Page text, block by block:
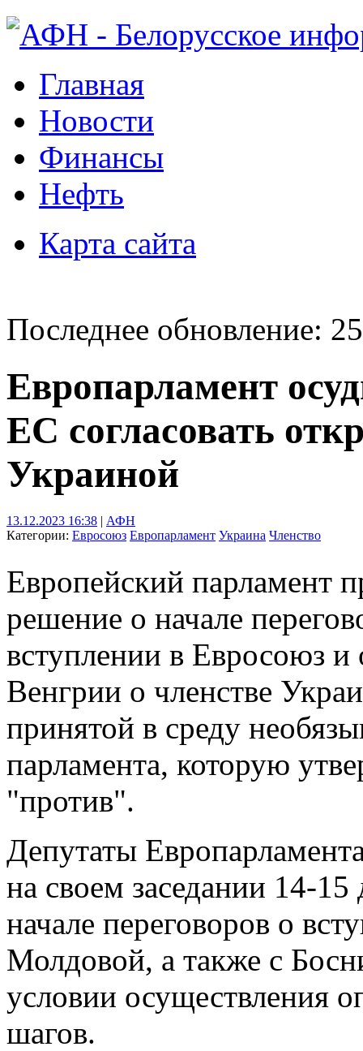
Главная
Новости
Финансы
Нефть
Карта сайта
Последнее обновление:
Европарламент
ЕС согласовать
Украиной
13.12.2023 16:38 | АФН
Категории: Евросоюз Европарламент Украина Членство
Европейский парламент
решение о начале
вступлении в Евросоюз и
Венгрии о членстве
принятой в среду
парламента, которую
"против".
Депутаты
на своем заседании 14-
начале переговоров о
Молдовой, а также с
условии осуществления
шагов.